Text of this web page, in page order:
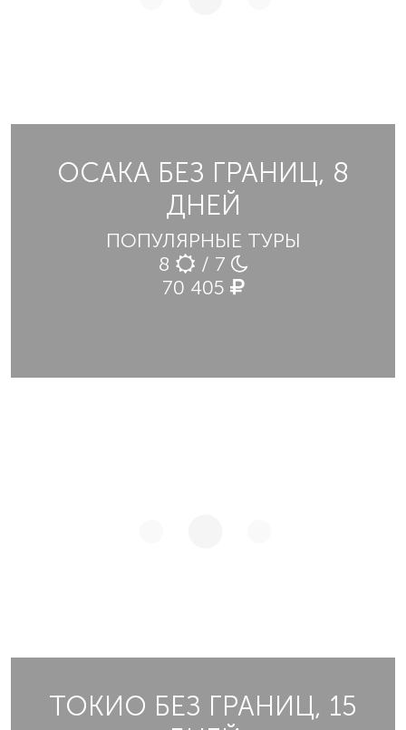
ОСАКА БЕЗ ГРАНИЦ, 8
ДНЕЙ
ПОПУЛЯРНЫЕ ТУРЫ
8
/ 7
70 405
ТОКИО БЕЗ ГРАНИЦ, 15